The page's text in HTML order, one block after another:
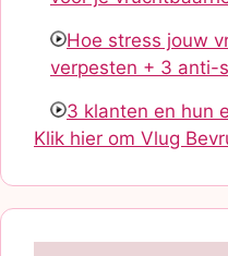
Hoe stress jouw
verpesten + 3 anti-
3 klanten en hun
Klik hier om Vlug